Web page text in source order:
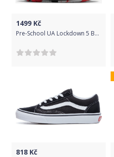
1499 Kč
Pre-School UA Lockdown 5 Basketball Tenisky dětské Under Armour | Černá Červená | Chlapecké | 32
818 Kč